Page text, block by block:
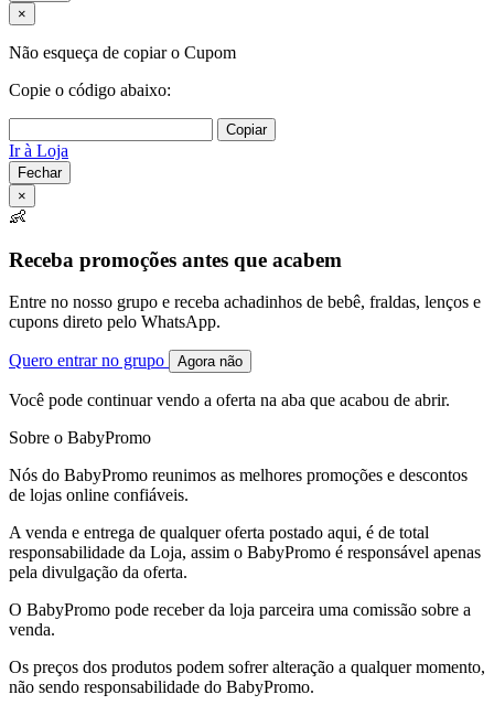
×
Não esqueça de copiar o Cupom
Copie o código abaixo:
Copiar
Ir à Loja
Fechar
×
👶
Receba promoções antes que acabem
Entre no nosso grupo e receba achadinhos de bebê, fraldas, lenços e
cupons direto pelo WhatsApp.
Quero entrar no grupo Agora não
Você pode continuar vendo a oferta na aba que acabou de abrir.
Sobre o BabyPromo
Nós do BabyPromo reunimos as melhores promoções e descontos
de lojas online confiáveis.
A venda e entrega de qualquer oferta postado aqui, é de total
responsabilidade da Loja, assim o BabyPromo é responsável apenas
pela divulgação da oferta.
O BabyPromo pode receber da loja parceira uma comissão sobre a
venda.
Os preços dos produtos podem sofrer alteração a qualquer momento,
não sendo responsabilidade do BabyPromo.